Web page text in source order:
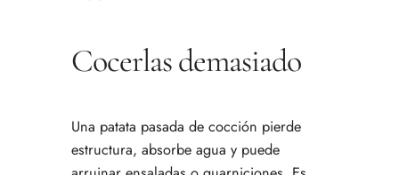
Cocerlas demasiado
Una patata pasada de cocción pierde
estructura, absorbe agua y puede